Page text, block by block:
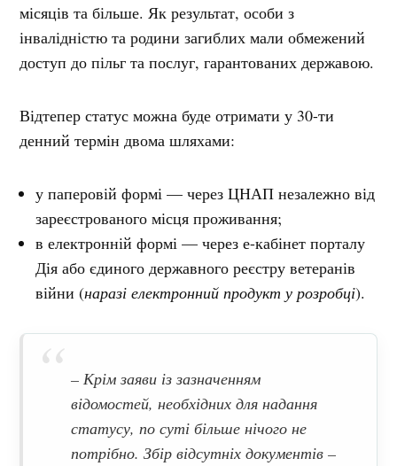
місяців та більше. Як результат, особи з
інвалідністю та родини загиблих мали обмежений
доступ до пільг та послуг, гарантованих державою.
Відтепер статус можна буде отримати у 30-ти
денний термін двома шляхами:
у паперовій формі — через ЦНАП незалежно від
зареєстрованого місця проживання;
в електронній формі — через е-кабінет порталу
Дія або єдиного державного реєстру ветеранів
війни (наразі електронний продукт у розробці).
– Крім заяви із зазначенням
відомостей, необхідних для надання
статусу, по суті більше нічого не
потрібно. Збір відсутніх документів –